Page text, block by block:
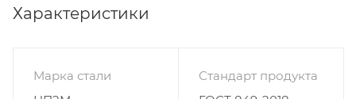
Характеристики
Марка стали
Стандарт продукта